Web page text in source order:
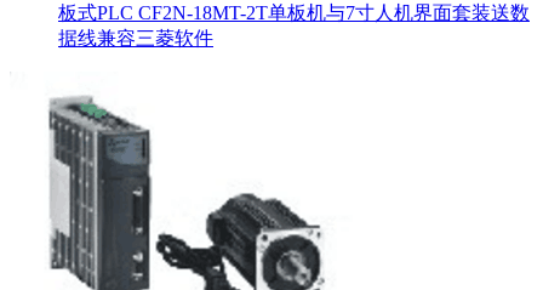
板式PLC CF2N-18MT-2T单板机与7寸人机界面套装送数
据线兼容三菱软件